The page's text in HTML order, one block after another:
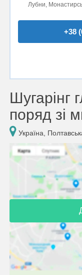
Лубни,
+38
Шугарінг
поряд зі
Україна,